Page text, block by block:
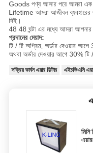
Goods পণ্য আসার পরে আমরা এক
Lifetime আমরা আজীবন ব্যবহারের
দিই।
48 48 ঘন্টা এর মধ্যে আমরা
প্রদানের মেয়াদ:
টি / টি অগ্রিম, অর্ডার দেওয়ার
অথবা অর্ডার দেওয়ার আগে 30% টি
সক্রিয় কার্বন এয়ার ফিল্টার এইচভিএসি